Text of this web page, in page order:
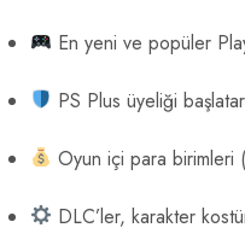
En yeni ve popüler
PS Plus üyeliği
Oyun içi para birimleri
DLC’ler, karakter